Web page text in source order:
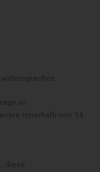
an
innerhalb von 14
diese